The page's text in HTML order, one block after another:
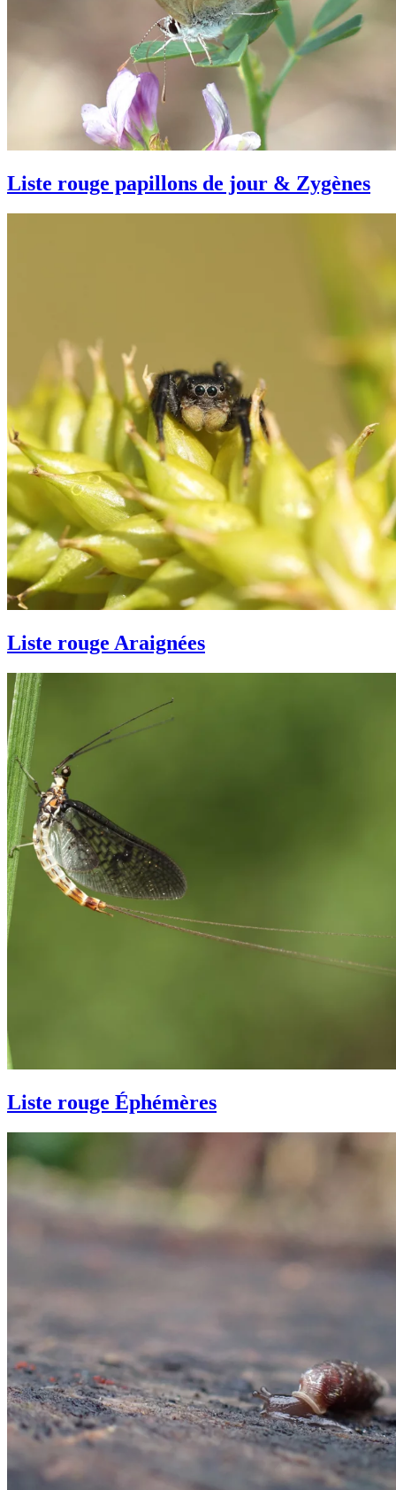
Liste rouge papillons de jour & Zygènes
Liste rouge Araignées
Liste rouge Éphémères